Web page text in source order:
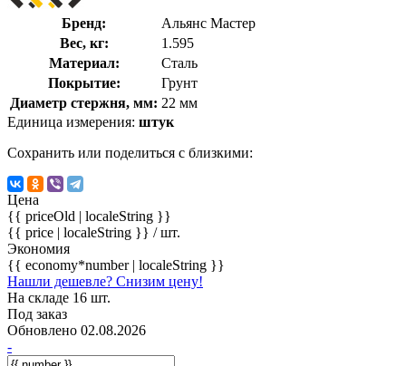
Бренд:
Альянс Мастер
Вес, кг:
1.595
Материал:
Сталь
Покрытие:
Грунт
Диаметр стержня, мм: 22 мм
Единица измерения: штук
Сохранить или поделиться с близкими:
Цена
{{ priceOld | localeString }}
{{ price | localeString }} / шт.
Экономия
{{ economy*number | localeString }}
Нашли дешевле? Снизим цену!
На складе 16 шт.
Под заказ
Обновлено 02.08.2026
-